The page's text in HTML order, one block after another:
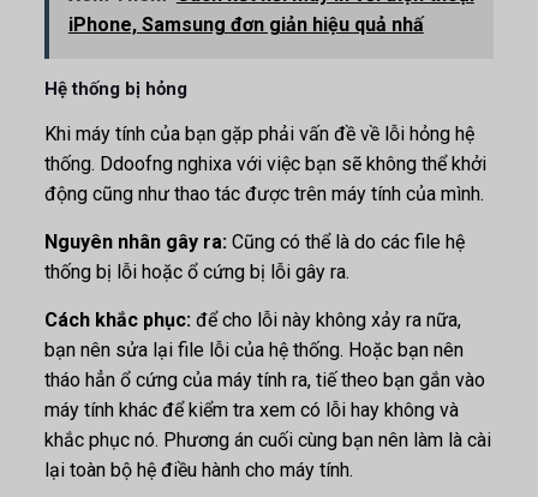
iPhone, Samsung đơn giản hiệu quả nhấ
Hệ thống bị hỏng
Khi máy tính của bạn gặp phải vấn đề về lỗi hỏng hệ
thống. Ddoofng nghixa với việc bạn sẽ không thể khởi
động cũng như thao tác được trên máy tính của mình.
Nguyên nhân gây ra: Cũng có thể là do các file hệ
thống bị lỗi hoặc ổ cứng bị lỗi gây ra.
Cách khắc phục: để cho lỗi này không xảy ra nữa,
bạn nên sửa lại file lỗi của hệ thống. Hoặc bạn nên
tháo hẳn ổ cứng của máy tính ra, tiế theo bạn gắn vào
máy tính khác để kiểm tra xem có lỗi hay không và
khắc phục nó. Phương án cuối cùng bạn nên làm là cài
lại toàn bộ hệ điều hành cho máy tính.